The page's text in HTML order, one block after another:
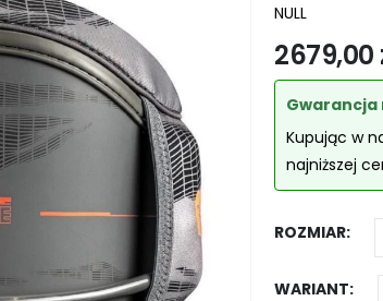
NULL
2679,00
Gwarancja
Kupując w
najniższej
ROZMIAR
WARIANT